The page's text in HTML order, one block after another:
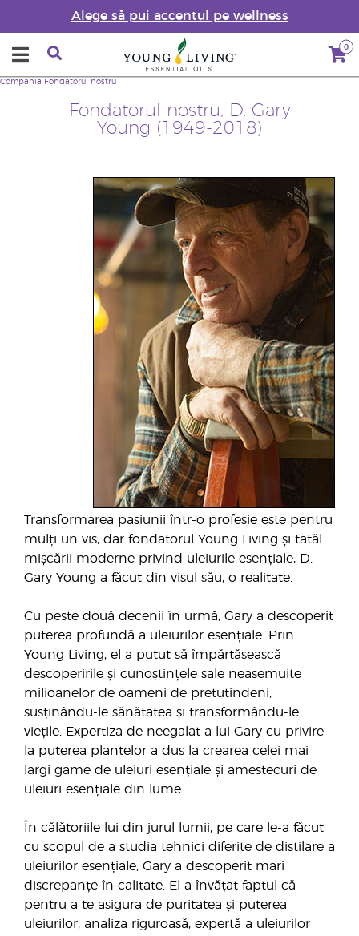
Alege să pui accentul pe wellness
0
Fondatorul nostru, D. Gary
Young (1949-2018)
Compania Fondatorul nostru
Transformarea pasiunii într-o profesie este pentru
mulți un vis, dar fondatorul Young Living și tatăl
mișcării moderne privind uleiurile esențiale, D.
Gary Young a făcut din visul său, o realitate.
Cu peste două decenii în urmă, Gary a descoperit
puterea profundă a uleiurilor esențiale. Prin
Young Living, el a putut să împărtășească
descoperirile și cunoștințele sale neasemuite
milioanelor de oameni de pretutindeni,
susținându-le sănătatea și transformându-le
viețile. Expertiza de neegalat a lui Gary cu privire
la puterea plantelor a dus la crearea celei mai
largi game de uleiuri esențiale și amestecuri de
uleiuri esențiale din lume.
În călătoriile lui din jurul lumii, pe care le-a făcut
cu scopul de a studia tehnici diferite de distilare a
uleiurilor esențiale, Gary a descoperit mari
discrepanțe în calitate. El a învățat faptul că
pentru a te asigura de puritatea și puterea
uleiurilor, analiza riguroasă, expertă a uleiurilor